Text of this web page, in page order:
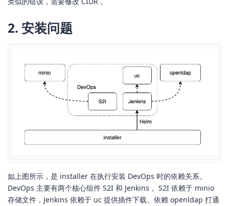
2. 安装问题
如上图所示，是 installer 在执行安装 DevOps 时的依赖关系。
DevOps 主要有两个核心组件 S2I 和 Jenkins 。S2I 依赖于 minio
存储文件，Jenkins 依赖于 uc 提供插件下载、依赖 openldap 打通